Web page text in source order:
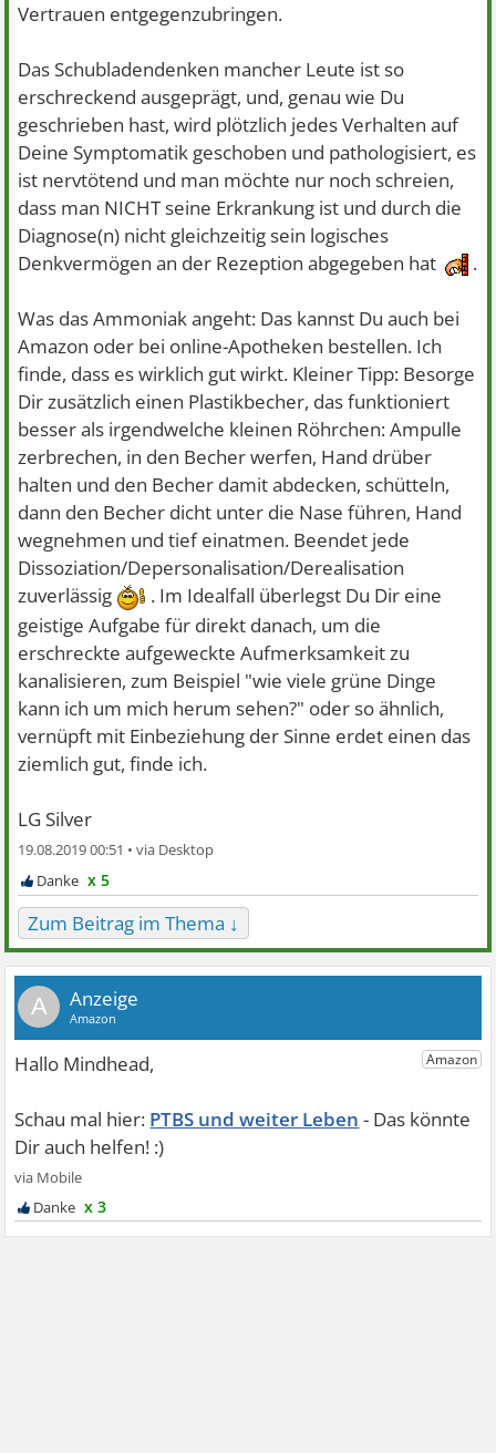
Vertrauen entgegenzubringen.
Das Schubladendenken mancher Leute ist so
erschreckend ausgeprägt, und, genau wie Du
geschrieben hast, wird plötzlich jedes Verhalten auf
Deine Symptomatik geschoben und pathologisiert, es
ist nervtötend und man möchte nur noch schreien,
dass man NICHT seine Erkrankung ist und durch die
Diagnose(n) nicht gleichzeitig sein logisches
Denkvermögen an der Rezeption abgegeben hat
.
Was das Ammoniak angeht: Das kannst Du auch bei
Amazon oder bei online-Apotheken bestellen. Ich
finde, dass es wirklich gut wirkt. Kleiner Tipp: Besorge
Dir zusätzlich einen Plastikbecher, das funktioniert
besser als irgendwelche kleinen Röhrchen: Ampulle
zerbrechen, in den Becher werfen, Hand drüber
halten und den Becher damit abdecken, schütteln,
dann den Becher dicht unter die Nase führen, Hand
wegnehmen und tief einatmen. Beendet jede
Dissoziation/Depersonalisation/Derealisation
zuverlässig
. Im Idealfall überlegst Du Dir eine
geistige Aufgabe für direkt danach, um die
erschreckte aufgeweckte Aufmerksamkeit zu
kanalisieren, zum Beispiel "wie viele grüne Dinge
kann ich um mich herum sehen?" oder so ähnlich,
vernüpft mit Einbeziehung der Sinne erdet einen das
ziemlich gut, finde ich.
LG Silver
19.08.2019 00:51 •
x 5
Zum Beitrag im Thema ↓
A
PTBS und weiter Leben
x 3